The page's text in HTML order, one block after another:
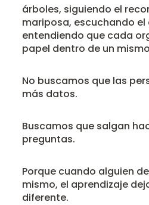
árboles, siguiendo el
mariposa, escuchando
entendiendo que cada
papel dentro de un
No buscamos que las
más datos.
Buscamos que salgan
preguntas.
Porque cuando alguien
mismo, el aprendizaje
diferente.